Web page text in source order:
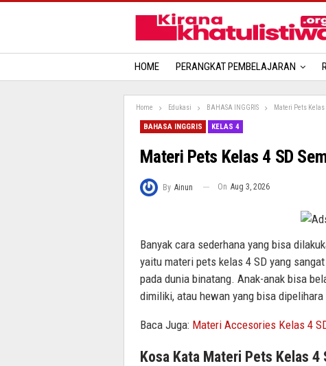
HOME PERANGKAT PEMBELAJARAN
Home Edukasi BAHASA INGGRIS Materi Pets Kelas
BAHASA INGGRIS KELAS 4
Materi Pets Kelas 4 SD
By Ainun On Aug 3, 2026
Banyak cara sederhana yang bisa
yaitu materi pets kelas 4 SD yang
pada dunia binatang. Anak-anak bisa
dimiliki, atau hewan yang bisa dipelihara
Baca Juga: Materi Accesories Kelas 4
Kosa Kata Materi Pets Kelas 4